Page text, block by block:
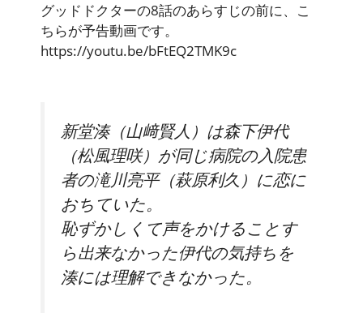
グッドドクターの8話のあらすじの前に、こ
ちらが予告動画です。
https://youtu.be/bFtEQ2TMK9c
新堂湊（山﨑賢人）は森下伊代
（松風理咲）が同じ病院の入院患
者の滝川亮平（萩原利久）に恋に
おちていた。
恥ずかしくて声をかけることす
ら出来なかった伊代の気持ちを
湊には理解できなかった。